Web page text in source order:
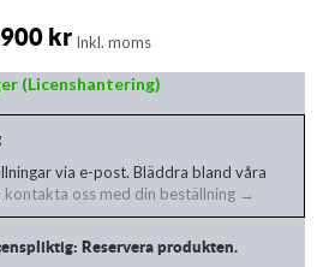
kr Inkl. moms
(Licenshantering)
via e-post. Bläddra bland våra
kontakta oss med din beställning →
Reservera produkten.